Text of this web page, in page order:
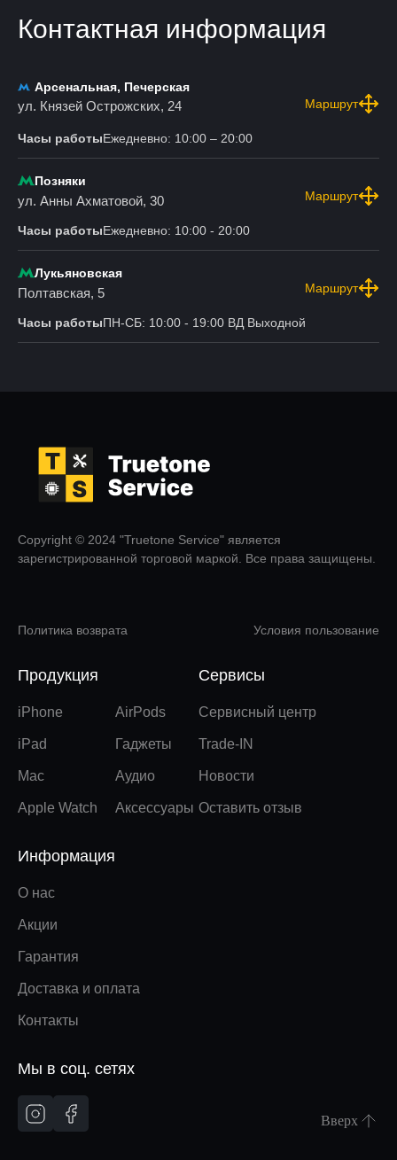
Контактная информация
Арсенальная, Печерская
ул. Князей Острожских, 24 Маршрут
Часы работыЕжедневно: 10:00 – 20:00
Позняки
ул. Анны Ахматовой, 30 Маршрут
Часы работыЕжедневно: 10:00 - 20:00
Лукьяновская
Полтавская, 5 Маршрут
Часы работыПН-СБ: 10:00 - 19:00 ВД Выходной
Copyright © 2024 "Truetone Service" является
зарегистрированной торговой маркой. Все права защищены.
Политика возврата Условия пользование
Продукция
iPhone
iPad
Mac
Apple Watch
AirPods
Гаджеты
Аудио
Аксессуары
Сервисы
Сервисный центр
Trade-IN
Новости
Оставить отзыв
Информация
О нас
Акции
Гарантия
Доставка и оплата
Контакты
Мы в соц. сетях
Вверх